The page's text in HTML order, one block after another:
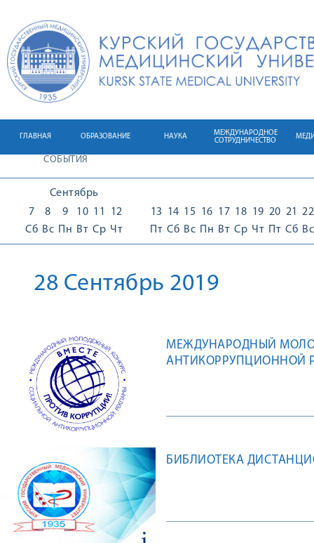
ГЛАВНАЯ ОБРАЗОВАНИЕ НАУКА
МЕЖДУНАРОДНОЕ
СОТРУДНИЧЕСТВО
СОБЫТИЯ
Сентябрь
7
Сб
8
Вс
9
Пн
10
Вт
11
Ср
12
Чт
13
Пт
14
Сб
15
Вс
16
Пн
17
Вт
18
Ср
19
Чт
20
Пт
21
Сб
22
Вс
28 Сентябрь 2019
МЕЖДУНАРОДНЫЙ
АНТИКОРРУПЦИОННОЙ
БИБЛИОТЕКА